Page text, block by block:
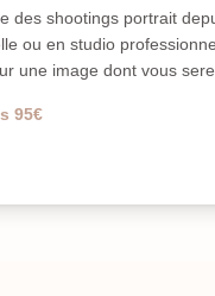
des shootings portrait
ou en studio
une image dont vous
95€